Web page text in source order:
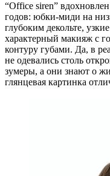
“Office siren”
годов: юбки-миди на
глубоким декольте,
характерный макияж с
контуру губами. Да, в
не одевались столь
зумеры, а они знают о
глянцевая картинка